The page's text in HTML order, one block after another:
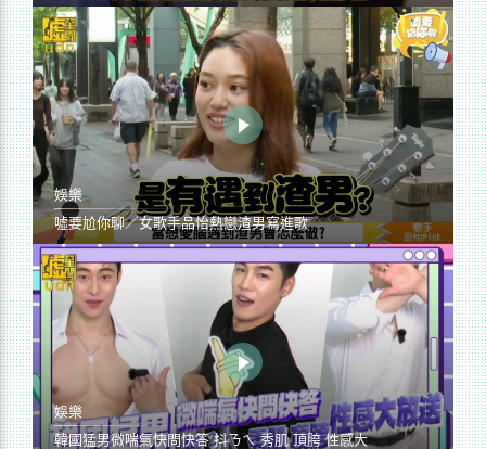
娛樂
噓要尬你聊／女歌手品怡熱戀渣男寫進歌
娛樂
韓國猛男微喘氣快問快答 抖ㄋㄟ 秀肌 頂胯 性感大